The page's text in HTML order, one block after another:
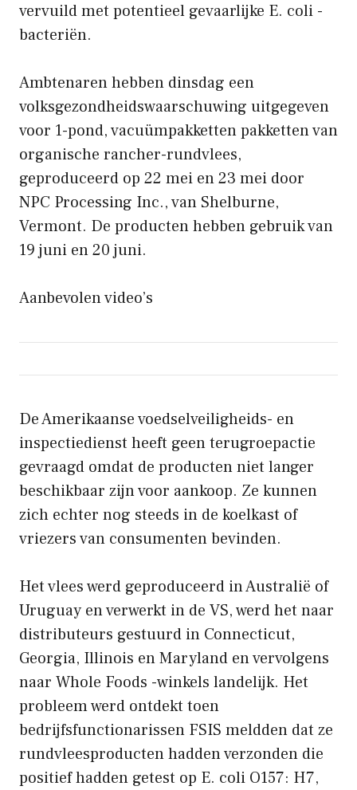
vervuild met potentieel gevaarlijke E. coli -
bacteriën.
Ambtenaren hebben dinsdag een
volksgezondheidswaarschuwing uitgegeven
voor 1-pond, vacuümpakketten pakketten van
organische rancher-rundvlees,
geproduceerd op 22 mei en 23 mei door
NPC Processing Inc., van Shelburne,
Vermont. De producten hebben gebruik van
19 juni en 20 juni.
Aanbevolen video’s
De Amerikaanse voedselveiligheids- en
inspectiedienst heeft geen terugroepactie
gevraagd omdat de producten niet langer
beschikbaar zijn voor aankoop. Ze kunnen
zich echter nog steeds in de koelkast of
vriezers van consumenten bevinden.
Het vlees werd geproduceerd in Australië of
Uruguay en verwerkt in de VS, werd het naar
distributeurs gestuurd in Connecticut,
Georgia, Illinois en Maryland en vervolgens
naar Whole Foods -winkels landelijk. Het
probleem werd ontdekt toen
bedrijfsfunctionarissen FSIS meldden dat ze
rundvleesproducten hadden verzonden die
positief hadden getest op E. coli O157: H7,